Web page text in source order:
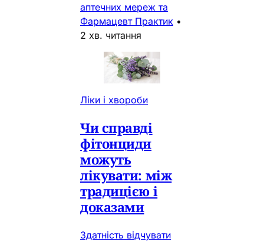
аптечних мереж та
Фармацевт Практик •
2 хв. читання
Ліки і хвороби
Чи справді
фітонциди
можуть
лікувати: між
традицією і
доказами
Здатність відчувати